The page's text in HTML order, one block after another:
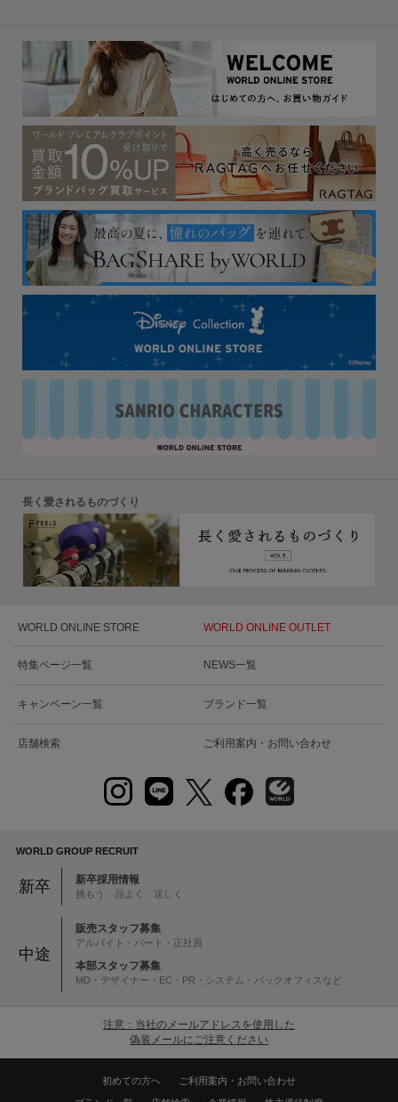
長く愛されるものづくり
WORLD ONLINE STORE WORLD ONLINE OUTLET
特集ページ一覧 NEWS一覧
キャンペーン一覧 ブランド一覧
店舗検索 ご利用案内・お問い合わせ
WORLD GROUP RECRUIT
新卒 新卒採用情報
挑もう 品よく 逞しく
中途
販売スタッフ募集
アルバイト・パート・正社員
本部スタッフ募集
MD・デザイナー・EC・PR・システム・バックオフィスなど
注意：当社のメールアドレスを使用した
偽装メールにご注意ください
初めての方へ ご利用案内・お問い合わせ